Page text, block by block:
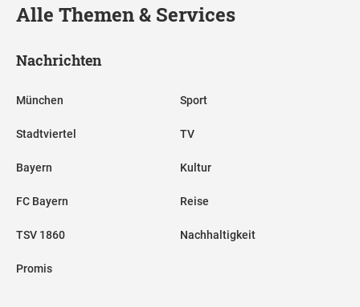
Alle Themen & Services
Nachrichten
München
Stadtviertel
Bayern
FC Bayern
TSV 1860
Promis
Sport
TV
Kultur
Reise
Nachhaltigkeit